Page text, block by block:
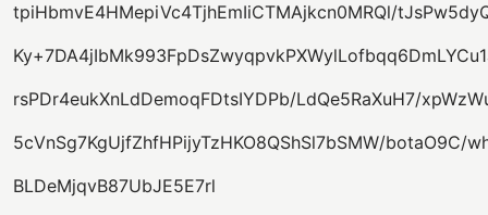
tpiHbmvE4HMepiVc4TjhEmIiCTMAjkcn0MRQl/
rsPDr4eukXnLdDemoqFDtsIYDPb/LdQe5RaXuH7/
5cVnSg7KgUjfZhfHPijyTzHKO8QShSl7bSMW/botaO9C/
BLDeMjqvB87UbJE5E7rl